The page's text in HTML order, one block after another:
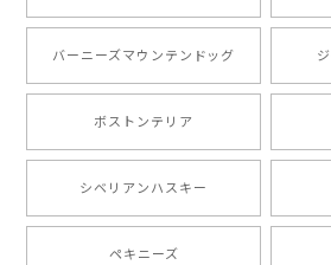
とても可愛かったです。６月にも
りまして、元気な時の顔がそっくり
ました。ありがとうございました。
2024/05/22
バーニーズマウンテンドッグ
ボストンテリア
シベリアンハスキー
ペキニーズ